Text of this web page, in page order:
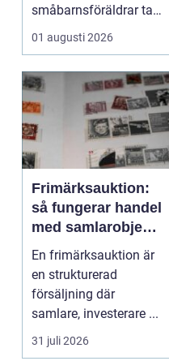
småbarnsföräldrar tar.
Omsorg, trygghet,
pedagog...
01 augusti 2026
Frimärksauktion:
så fungerar handel
med samlarobjekt i
praktiken
En frimärksauktion är
en strukturerad
försäljning där
samlare, investerare ...
31 juli 2026